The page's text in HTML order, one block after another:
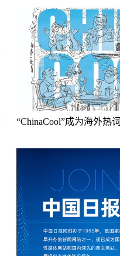
“ChinaCool”成为海外热词